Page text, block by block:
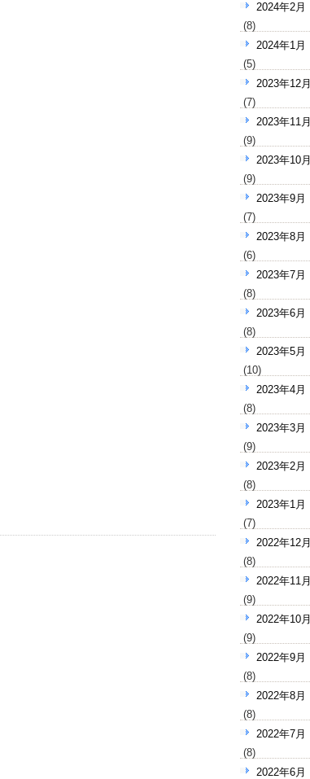
2024年2月
(8)
2024年1月
(5)
2023年12月
(7)
2023年11月
(9)
2023年10月
(9)
2023年9月
(7)
2023年8月
(6)
2023年7月
(8)
2023年6月
(8)
2023年5月
(10)
2023年4月
(8)
2023年3月
(9)
2023年2月
(8)
2023年1月
(7)
2022年12月
(8)
2022年11月
(9)
2022年10月
(9)
2022年9月
(8)
2022年8月
(8)
2022年7月
(8)
2022年6月